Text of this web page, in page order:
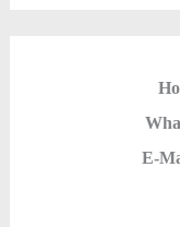
E-